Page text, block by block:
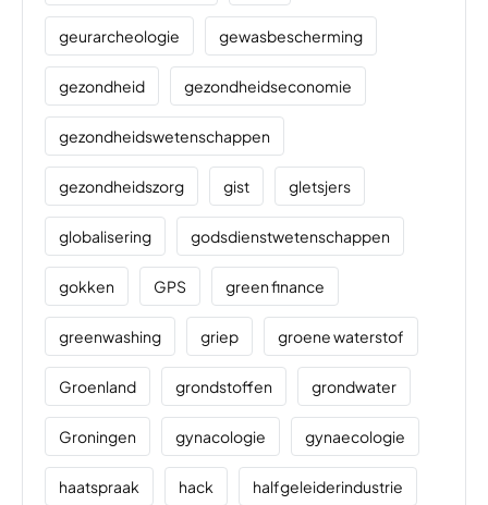
geurarcheologie gewasbescherming
gezondheid gezondheidseconomie
gezondheidswetenschappen
gezondheidszorg gist gletsjers
globalisering godsdienstwetenschappen
gokken GPS green finance
greenwashing griep groene waterstof
Groenland grondstoffen grondwater
Groningen gynacologie gynaecologie
haatspraak hack halfgeleiderindustrie